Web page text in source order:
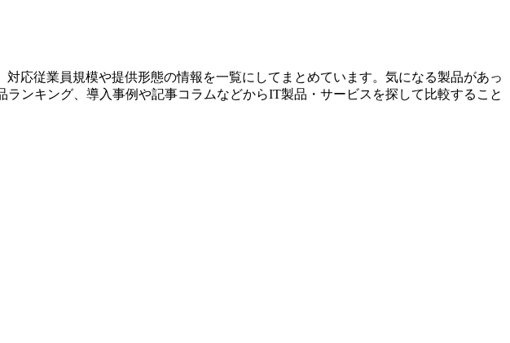
応従業員規模や提供形態の情報を一覧にしてまとめています。気になる製品があっ
ンキング、導入事例や記事コラムなどからIT製品・サービスを探して比較すること